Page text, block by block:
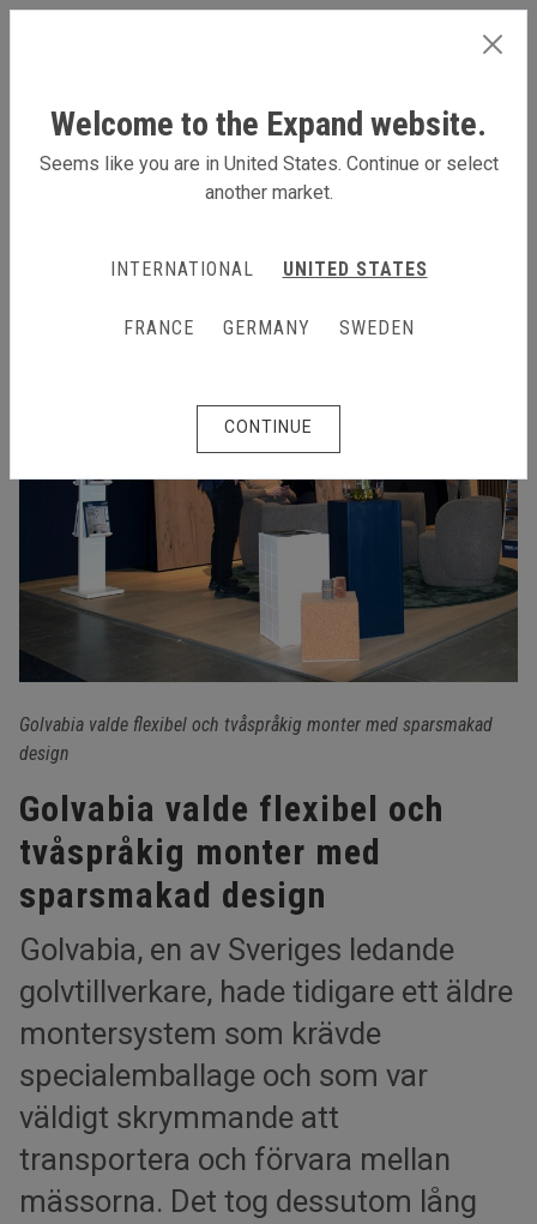
Golvabia valde flexibel och tvåspråkig monter med sparsmakad
design
Golvabia valde flexibel och
tvåspråkig monter med
sparsmakad design
Golvabia, en av Sveriges ledande
golvtillverkare, hade tidigare ett äldre
montersystem som krävde
specialemballage och som var
väldigt skrymmande att
transportera och förvara mellan
mässorna. Det tog dessutom lång
Welcome to the Expand website.
Seems like you are in United States. Continue or select
another market.
INTERNATIONAL UNITED STATES
FRANCE GERMANY SWEDEN
CONTINUE